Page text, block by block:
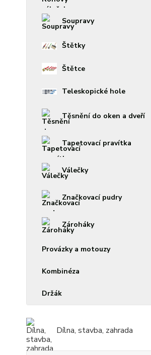
Soupravy
Štětky
Štětce
Teleskopické hole
Těsnění do oken a dveří
Tapetovací pravítka
Válečky
Značkovací pudry
Zároháky
Provázky a motouzy
Kombinéza
Držák
Dílna, stavba, zahrada